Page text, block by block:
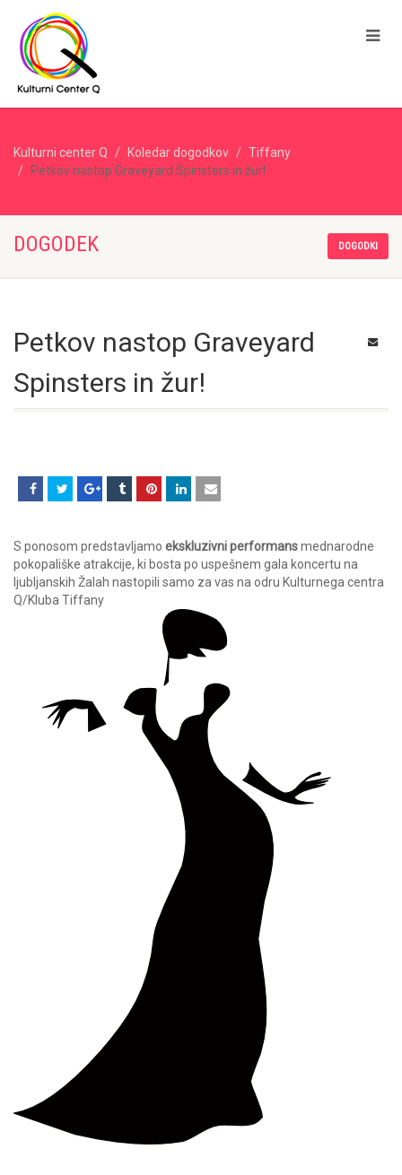
Kulturni center Q Koledar dogodkov
Tiffany
Petkov nastop Graveyard Spinsters in žur!
DOGODEK DOGODKI
Petkov nastop Graveyard
Spinsters in žur!
S ponosom predstavljamo ekskluzivni performansmednarodne
pokopališke atrakcije, ki bosta po uspešnem gala koncertu na
ljubljanskih Žalah nastopili samo za vas na odru Kulturnega centra
Q/Kluba Tiffany